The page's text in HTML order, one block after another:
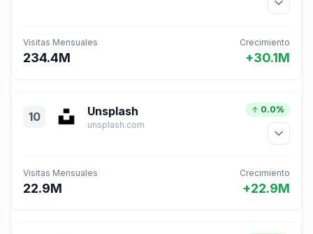
Visitas Mensuales
234.4M
Crecimiento
+30.1M
10 Unsplash
unsplash.com
0.0%
Visitas Mensuales
22.9M
Crecimiento
+22.9M